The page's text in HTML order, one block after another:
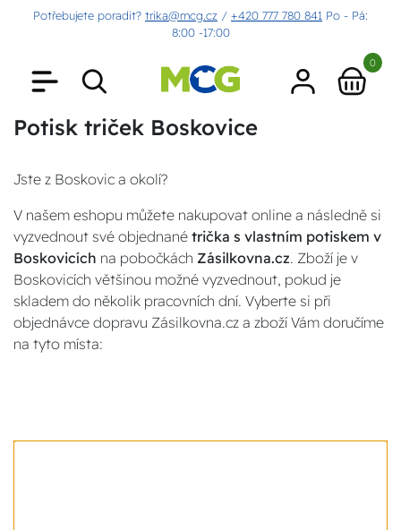
Potřebujete poradit? trika@mcg.cz / +420 777 780 841 Po - Pá:
8:00 -17:00
0
Potisk triček Boskovice
Jste z Boskovic a okolí?
V našem eshopu můžete nakupovat online a následně si
vyzvednout své objednané trička s vlastním potiskem v
Boskovicích na pobočkách Zásilkovna.cz. Zboží je v
Boskovicích většinou možné vyzvednout, pokud je
skladem do několik pracovních dní. Vyberte si při
objednávce dopravu Zásilkovna.cz a zboží Vám doručíme
na tyto místa: